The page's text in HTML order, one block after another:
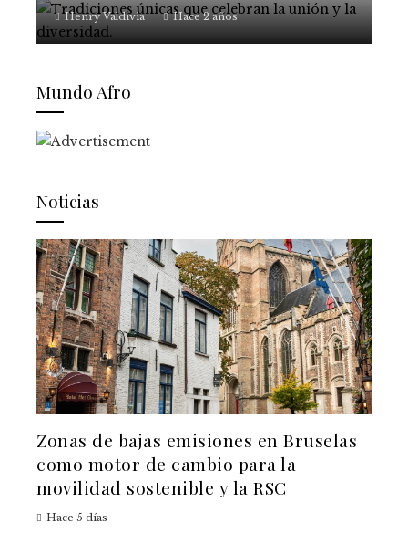
Henry Valdivia Hace 2 años
Mundo Afro
Noticias
Zonas de bajas emisiones en Bruselas
como motor de cambio para la
movilidad sostenible y la RSC
Hace 5 días